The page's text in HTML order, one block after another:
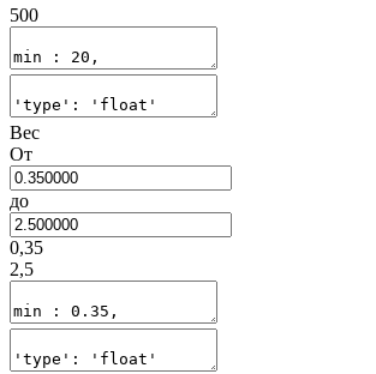
500
Вес
От
до
0,35
2,5